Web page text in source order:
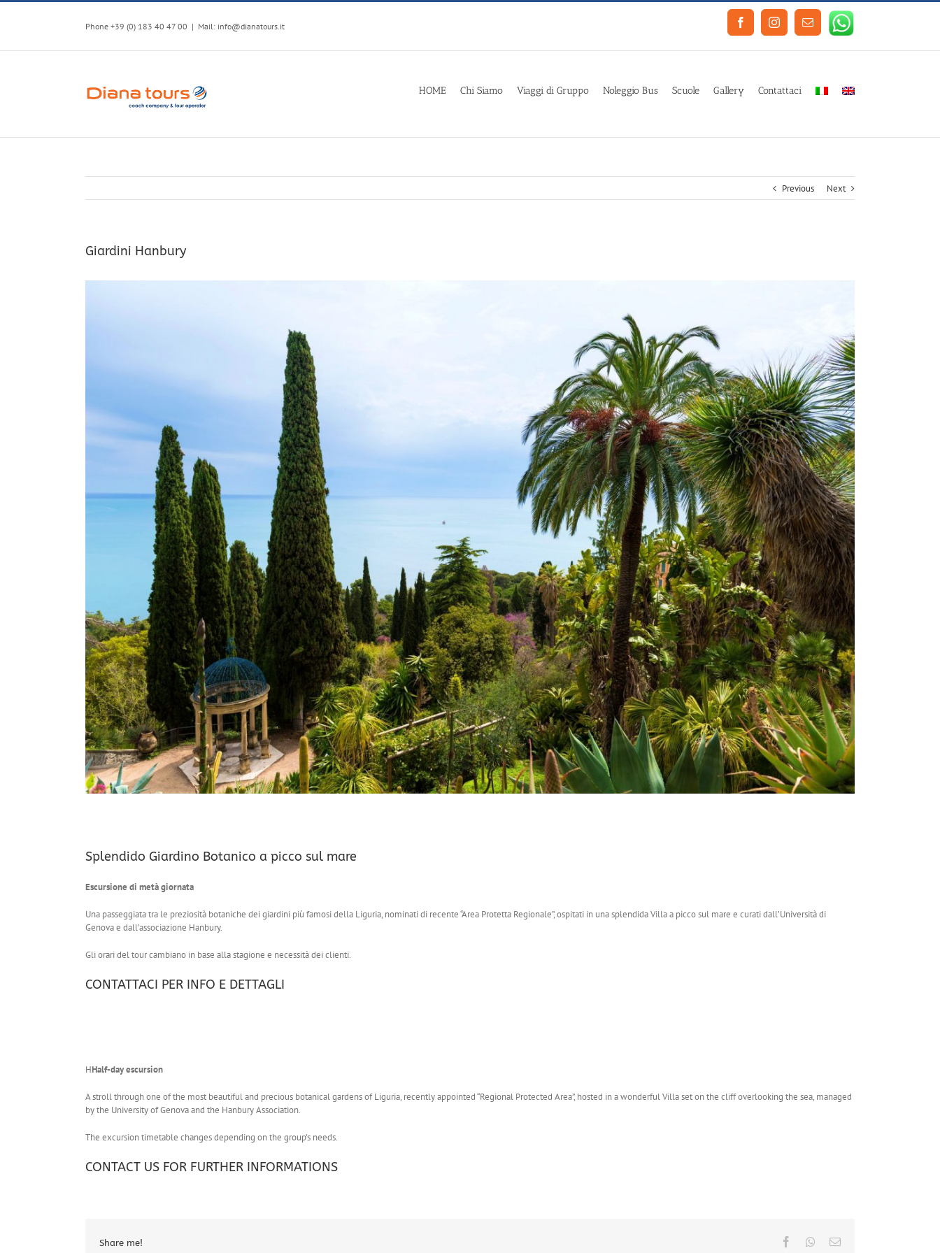
Skip
Phone +39 (0) 183 40 47 00 | Mail: info@dianatours.it FacebookInstagramEmail
HOME Chi Siamo Viaggi di Gruppo Noleggio Bus Scuole Gallery Contattaci
Previous Next
Giardini Hanbury
Splendido Giardino Botanico a picco sul mare
Escursione di metà giornata
Una passeggiata tra le preziosità botaniche dei giardini più famosi della Liguria, nominati di recente “Area Protetta Regionale”, ospitati in una splendida Villa a picco sul mare e curati dall’Università di
Genova e dall’associazione Hanbury.
Gli orari del tour cambiano in base alla stagione e necessità dei clienti.
CONTATTACI PER INFO E DETTAGLI
HHalf-day escursion
A stroll through one of the most beautiful and precious botanical gardens of Liguria, recently appointed “Regional Protected Area”, hosted in a wonderful Villa set on the cliff overlooking the sea, managed
by the University of Genova and the Hanbury Association.
The excursion timetable changes depending on the group’s needs.
CONTACT US FOR FURTHER INFORMATIONS
Share me! FacebookWhatsapp
Email